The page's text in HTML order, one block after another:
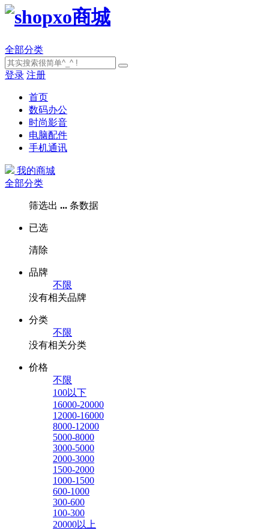
全部分类
登录 注册
首页
数码办公
时尚影音
电脑配件
手机通讯
我的商城
全部分类
筛选出 ... 条数据
已选
清除
品牌
不限
没有相关品牌
分类
不限
没有相关分类
价格
不限
100以下
16000-20000
12000-16000
8000-12000
5000-8000
3000-5000
2000-3000
1500-2000
1000-1500
600-1000
300-600
100-300
20000以上